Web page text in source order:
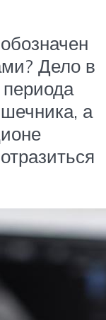
Дело в
периода
а